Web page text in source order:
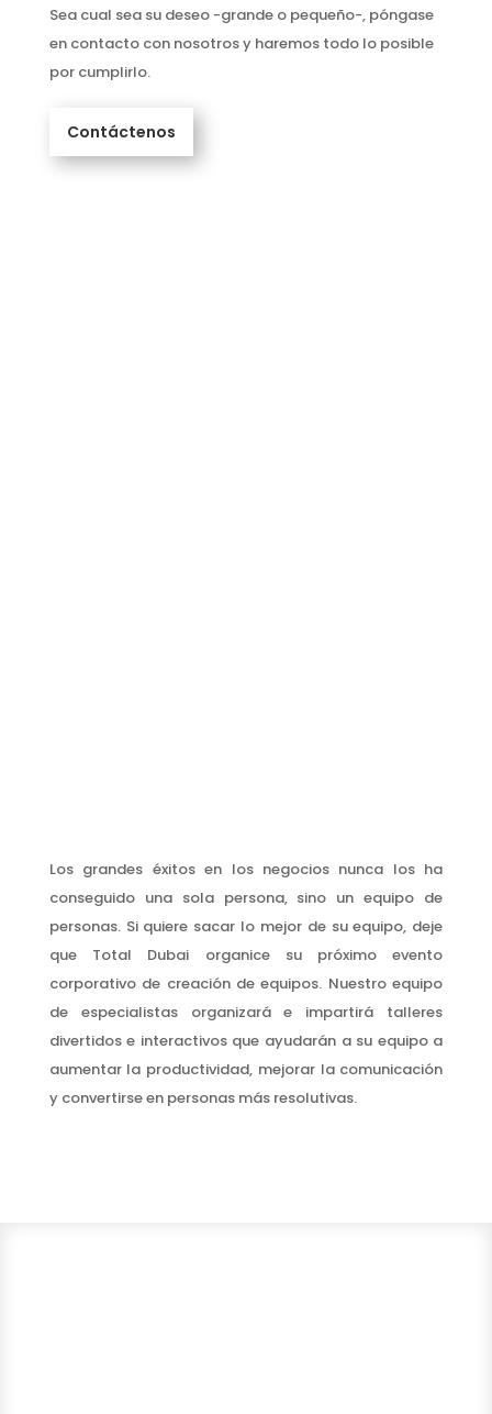
Sea cual sea su deseo -grande o pequeño-, póngase
en contacto con nosotros y haremos todo lo posible
por cumplirlo.
Contáctenos
Los grandes éxitos en los negocios nunca los ha
conseguido una sola persona, sino un equipo de
personas. Si quiere sacar lo mejor de su equipo, deje
que Total Dubai organice su próximo evento
corporativo de creación de equipos. Nuestro equipo
de especialistas organizará e impartirá talleres
divertidos e interactivos que ayudarán a su equipo a
aumentar la productividad, mejorar la comunicación
y convertirse en personas más resolutivas.